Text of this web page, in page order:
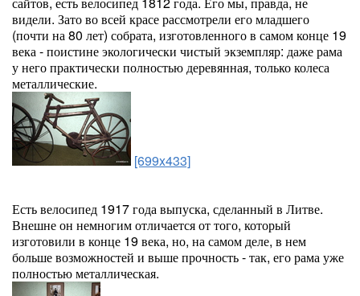
видели. Зато во всей красе рассмотрели его младшего
(почти на 80 лет) собрата, изготовленного в самом конце 19
века - поистине экологически чистый экземпляр: даже рама
у него практически полностью деревянная, только колеса
металлические.
[699x433]
Есть велосипед 1917 года выпуска, сделанный в Литве.
Внешне он немногим отличается от того, который
изготовили в конце 19 века, но, на самом деле, в нем
больше возможностей и выше прочность - так, его рама уже
полностью металлическая.